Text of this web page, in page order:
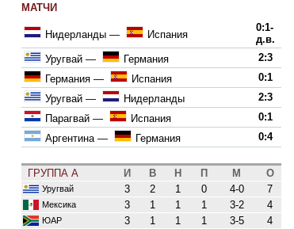
МАТЧИ
Нидерланды — Испания
0:1-
д.в.
Уругвай — Германия
2:3
Германия — Испания
0:1
Уругвай — Нидерланды
2:3
Парагвай — Испания
0:1
Аргентина— Германия 0:4
ГРУППА A И В Н П М О
Уругвай 3 2 1 0 4-0 7
Мексика 3 1 1 1 3-2 4
ЮАР 3 1 1 1 3-5 4